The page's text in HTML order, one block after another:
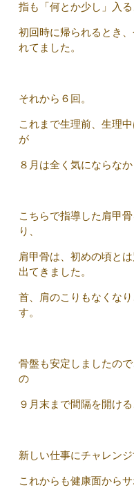
指も「何とか少し」入る
初回時に帰られるとき
れてました。
それから６回。
これまで生理前、生理
が
８月は全く気にならな
こちらで指導した肩甲
り、
肩甲骨は、初めの頃と
出てきました。
首、肩のこりもなくな
す。
骨盤も安定しましたの
の
９月末まで間隔を開け
新しい仕事にチャレン
これからも健康面からサ